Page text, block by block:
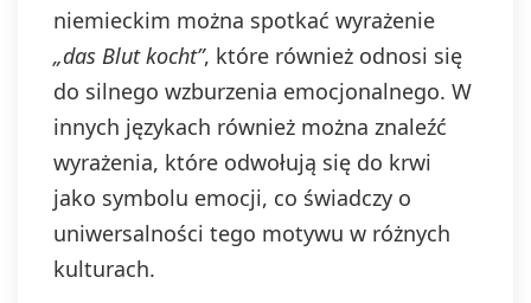
niemieckim można spotkać wyrażenie
„das Blut kocht”, które również odnosi się
do silnego wzburzenia emocjonalnego. W
innych językach również można znaleźć
wyrażenia, które odwołują się do krwi
jako symbolu emocji, co świadczy o
uniwersalności tego motywu w różnych
kulturach.